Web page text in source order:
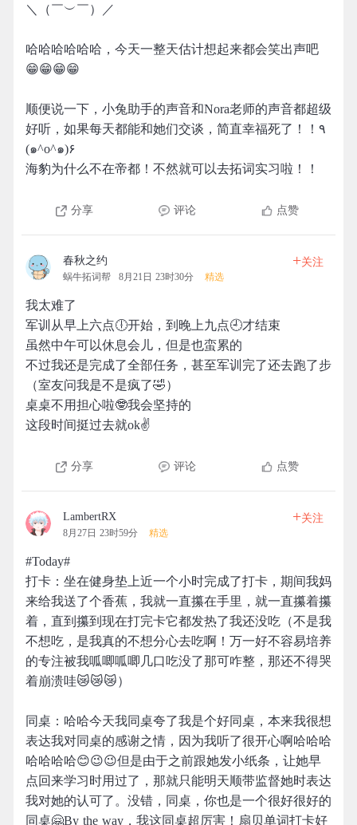
＼（￣︶￣）／
哈哈哈哈哈哈，今天一整天估计想起来都会笑出声吧
😁😁😁😁
顺便说一下，小兔助手的声音和Nora老师的声音都超级
好听，如果每天都能和她们交谈，简直幸福死了！！٩
(๑^o^๑)۶
海豹为什么不在帝都！不然就可以去拓词实习啦！！
分享 评论 点赞
春秋之约
蜗牛拓词帮 8月21日 23时30分 精选
+关注
我太难了
军训从早上六点🕕开始，到晚上九点🕘才结束
虽然中午可以休息会儿，但是也蛮累的
不过我还是完成了全部任务，甚至军训完了还去跑了步
（室友问我是不是疯了🤣）
桌桌不用担心啦🤓我会坚持的
这段时间挺过去就ok✌
分享 评论 点赞
LambertRX
8月27日 23时59分 精选
+关注
#Today#
打卡：坐在健身垫上近一个小时完成了打卡，期间我妈
来给我送了个香蕉，我就一直攥在手里，就一直攥着攥
着，直到攥到现在打完卡它都发热了我还没吃（不是我
不想吃，是我真的不想分心去吃啊！万一好不容易培养
的专注被我呱唧呱唧几口吃没了那可咋整，那还不得哭
着崩溃哇😿😿😿）
同桌：哈哈今天我同桌夸了我是个好同桌，本来我很想
表达我对同桌的感谢之情，因为我听了很开心啊哈哈哈
哈哈哈哈😊😉😉但是由于之前跟她发小纸条，让她早
点回来学习时用过了，那就只能明天顺带监督她时表达
我对她的认可了。没错，同桌，你也是一个很好很好的
同桌🤗By the way，我这同桌超厉害！扇贝单词打卡好